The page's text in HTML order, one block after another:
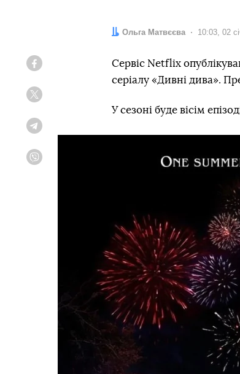
Автор:
Ольга Матвєєва Дата:
10:03, 02
Сервіс Netflix
серіалу «Дивні дива».
У сезоні буде вісім